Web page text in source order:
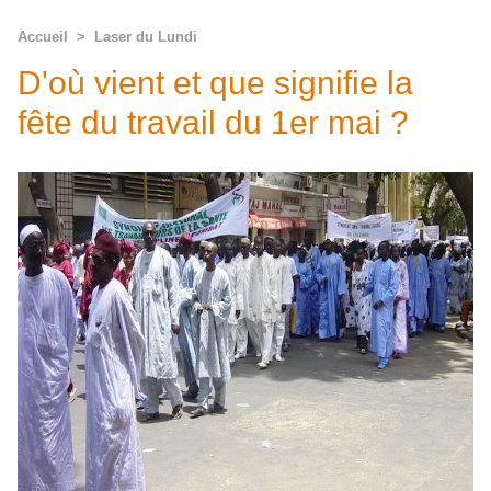
Accueil > Laser du Lundi
D'où vient et que signifie la
fête du travail du 1er mai ?